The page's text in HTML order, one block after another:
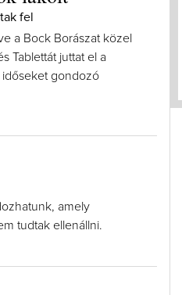
fel
a Bock Borászat közel
Tablettát juttat el a
gondozó
amely
tudtak ellenállni.
#26 - tényleg a legutolsó
ráadás fotók mellett a legjobb
pillanatokat válogattam össze...